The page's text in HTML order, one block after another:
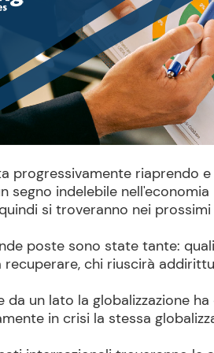
progressivamente riaprendo
segno indelebile
si troveranno nei
poste sono state tante:
recuperare, chi riuscirà
da un lato la globalizzazione
in crisi la stessa